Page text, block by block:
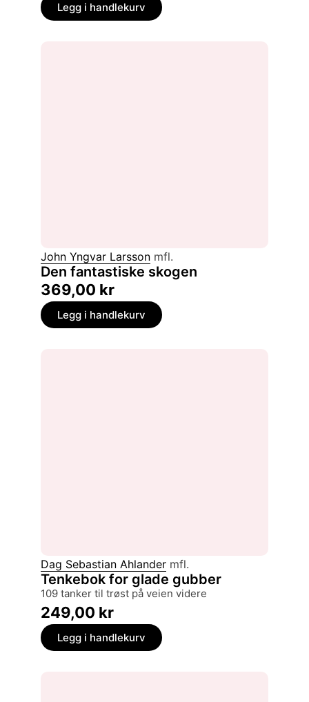
Legg i handlekurv
John Yngvar Larsson mfl.
Den fantastiske skogen
369,00 kr
Legg i handlekurv
Dag Sebastian Ahlander mfl.
Tenkebok for glade gubber
109 tanker til trøst på veien videre
249,00 kr
Legg i handlekurv